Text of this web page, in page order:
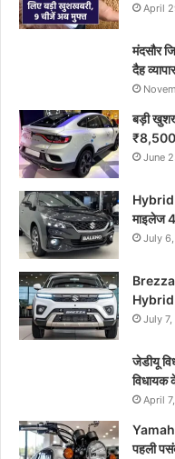
April
मंदसौर
दैह व्यापार
बड़ी
₹8,500
June
Hybrid
माइलेज
July
Brezza
Hybrid
July
जेडीयू
विधायक
April
पहली